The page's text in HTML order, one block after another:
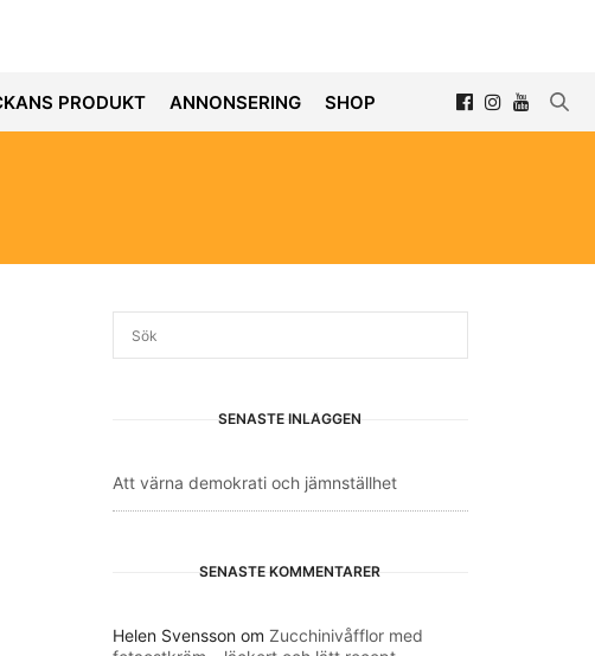
PRODUKT ANNONSERING SHOP
SENASTE INLÄGGEN
Att värna demokrati och jämnställhet
SENASTE KOMMENTARER
Helen Svensson om Zucchinivåfflor med